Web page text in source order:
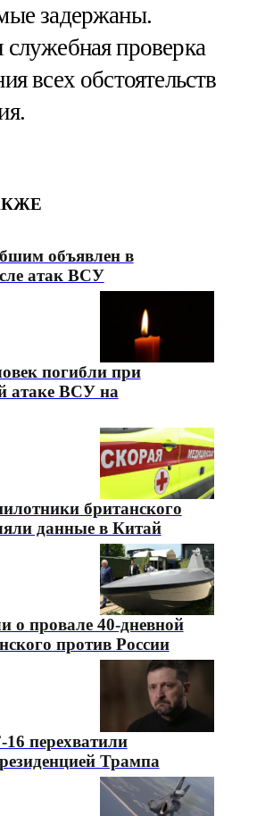
задержаны.
проверка
всех обстоятельств
объявлен в
атак ВСУ
погибли при
атаке ВСУ на
британского
данные в Китай
провале 40-дневной
против России
16 перехватили
Трампа